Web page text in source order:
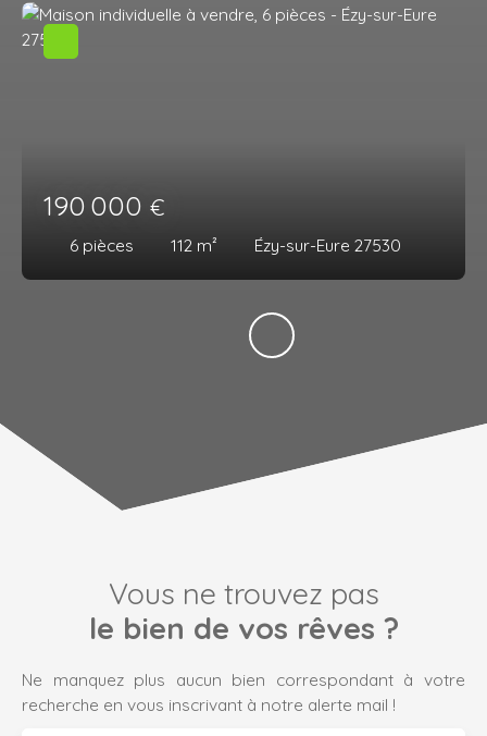
190 000 €
6 pièces 112 m² Ézy-sur-Eure 27530
Vous ne trouvez pas
le bien de vos rêves ?
Ne manquez plus aucun bien correspondant à votre
recherche en vous inscrivant à notre alerte mail !